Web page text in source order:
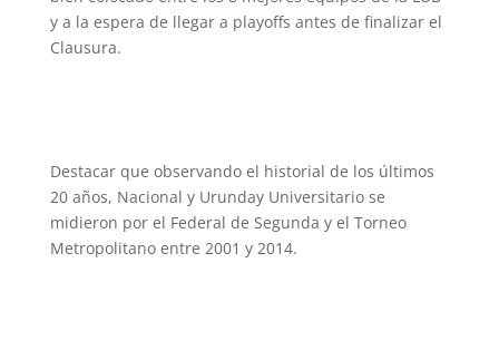
y a la espera de llegar a playoffs antes de finalizar el
Clausura.
Destacar que observando el historial de los últimos
20 años, Nacional y Urunday Universitario se
midieron por el Federal de Segunda y el Torneo
Metropolitano entre 2001 y 2014.